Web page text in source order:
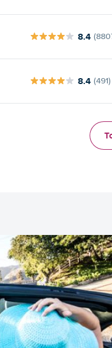
8.4
8.4 (491)